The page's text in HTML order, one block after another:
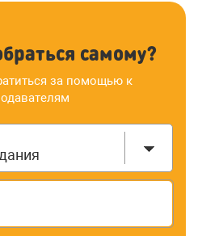
самому?
за помощью к